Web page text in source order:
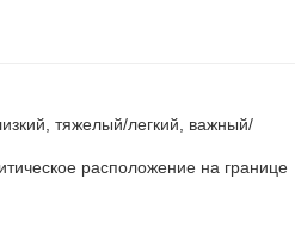
тяжелый/легкий, важный/
расположение на границе